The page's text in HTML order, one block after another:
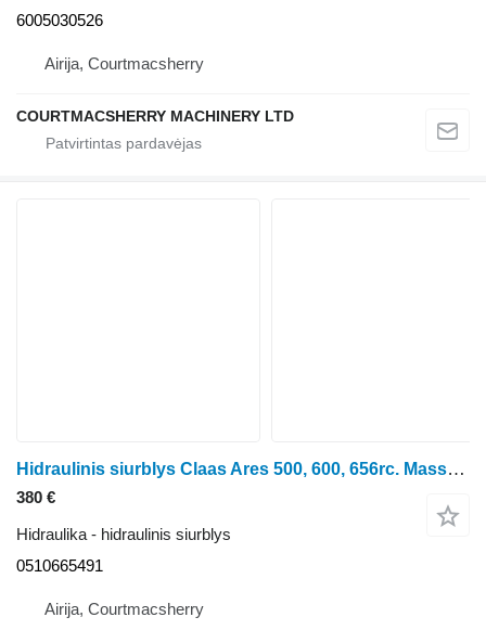
6005030526
Airija, Courtmacsherry
COURTMACSHERRY MACHINERY LTD
Hidraulinis siurblys Claas Ares 500, 600, 656rc. Massey Ferguson, Hydraulic Pump Assy T50 0 0510665491 ratinio traktoriaus
380 €
Hidraulika - hidraulinis siurblys
0510665491
Airija, Courtmacsherry